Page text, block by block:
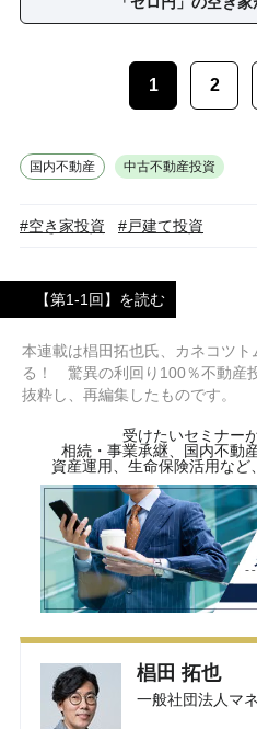
1 2
国内不動産 中古不動産投資
#空き家投資 #戸建て投資
【第1-1回】を読む
本連載は椙田拓也氏、カネコツ
る！ 驚異の利回り100％不動産
抜粋し、再編集したものです。
受けたいセミナー
相続・事業承継、国内不動
資産運用、生命保険活用など
椙田 拓也
一般社団法人マ